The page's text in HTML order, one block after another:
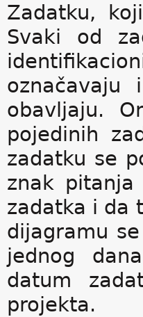
Zadatku,
Svaki od
obavljaju.
pojedinih
zadatku se
znak
zadatka i da
dijagramu
jednog
datum
projekta.